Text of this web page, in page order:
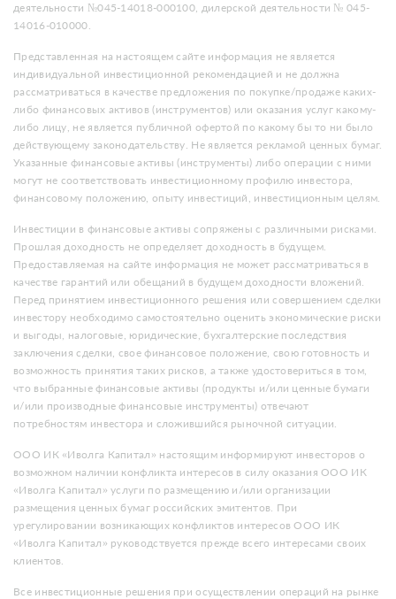
деятельности №045-14018-000100, дилерской деятельности № 045-
14016-010000.
Представленная на настоящем сайте информация не является
индивидуальной инвестиционной рекомендацией и не должна
рассматриваться в качестве предложения по покупке/продаже каких-
либо финансовых активов (инструментов) или оказания услуг какому-
либо лицу, не является публичной офертой по какому бы то ни было
действующему законодательству. Не является рекламой ценных бумаг.
Указанные финансовые активы (инструменты) либо операции с ними
могут не соответствовать инвестиционному профилю инвестора,
финансовому положению, опыту инвестиций, инвестиционным целям.
Инвестиции в финансовые активы сопряжены с различными рисками.
Прошлая доходность не определяет доходность в будущем.
Предоставляемая на сайте информация не может рассматриваться в
качестве гарантий или обещаний в будущем доходности вложений.
Перед принятием инвестиционного решения или совершением сделки
инвестору необходимо самостоятельно оценить экономические риски
и выгоды, налоговые, юридические, бухгалтерские последствия
заключения сделки, свое финансовое положение, свою готовность и
возможность принятия таких рисков, а также удостовериться в том,
что выбранные финансовые активы (продукты и/или ценные бумаги
и/или производные финансовые инструменты) отвечают
потребностям инвестора и сложившийся рыночной ситуации.
ООО ИК «Иволга Капитал» настоящим информируют инвесторов о
возможном наличии конфликта интересов в силу оказания ООО ИК
«Иволга Капитал» услуги по размещению и/или организации
размещения ценных бумаг российских эмитентов. При
урегулировании возникающих конфликтов интересов ООО ИК
«Иволга Капитал» руководствуется прежде всего интересами своих
клиентов.
Все инвестиционные решения при осуществлении операций на рынке